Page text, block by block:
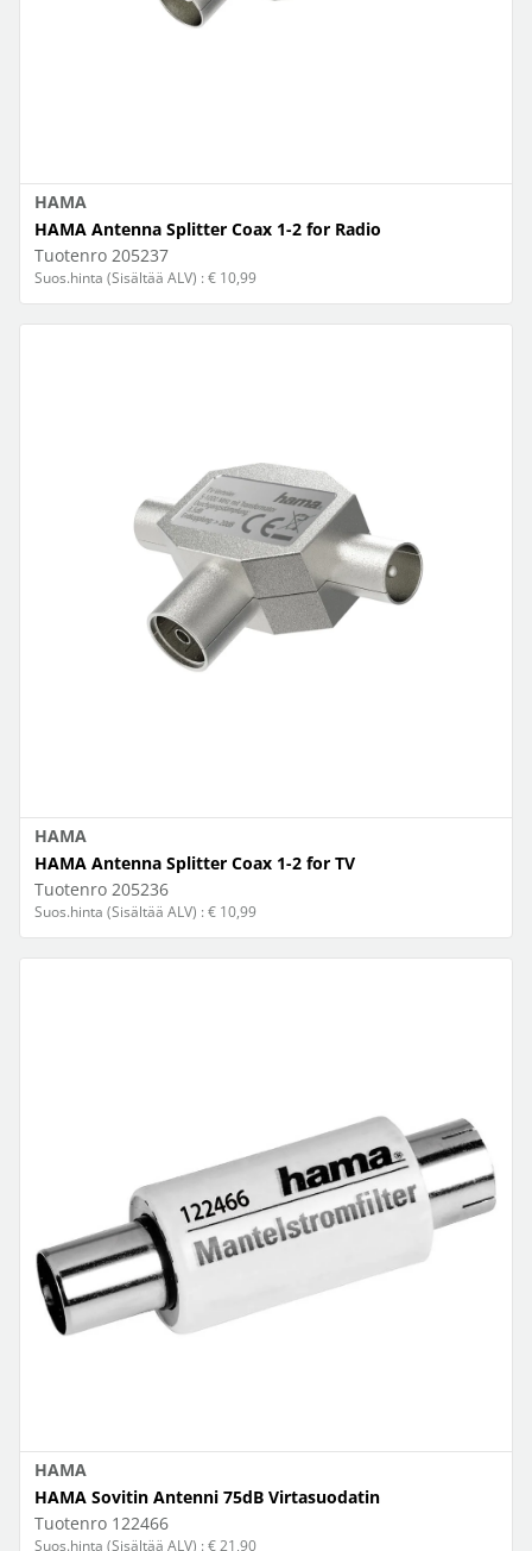
HAMA
HAMA Antenna Splitter Coax 1-2 for Radio
Tuotenro 205237
Suos.hinta (Sisältää ALV) : € 10,99
HAMA
HAMA Antenna Splitter Coax 1-2 for TV
Tuotenro 205236
Suos.hinta (Sisältää ALV) : € 10,99
HAMA
HAMA Sovitin Antenni 75dB Virtasuodatin
Tuotenro 122466
Suos.hinta (Sisältää ALV) : € 21,90